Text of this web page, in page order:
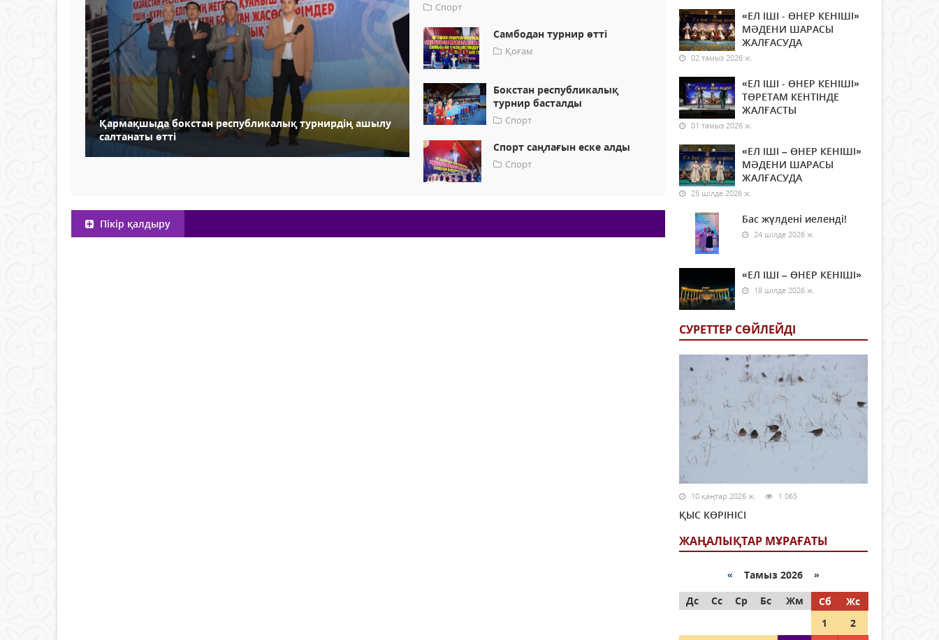
Қармақшыда бокстан республикалық турнирдің ашылу
салтанаты өтті
Спорт
Самбодан турнир өтті
Қоғам
Бокстан республикалық
турнир басталды
Спорт
Спорт саңлағын еске алды
Спорт
Пікір қалдыру
«ЕЛ ІШІ - ӨНЕР КЕНІШІ»
МӘДЕНИ ШАРАСЫ
ЖАЛҒАСУДА
02 тамыз 2026 ж.
«ЕЛ ІШІ - ӨНЕР КЕНІШІ»
ТӨРЕТАМ КЕНТІНДЕ
ЖАЛҒАСТЫ
01 тамыз 2026 ж.
«ЕЛ ІШІ – ӨНЕР КЕНІШІ»
МӘДЕНИ ШАРАСЫ
ЖАЛҒАСУДА
25 шілде 2026 ж.
Бас жүлдені иеленді!
24 шілде 2026 ж.
«ЕЛ ІШІ – ӨНЕР КЕНІШІ»
18 шілде 2026 ж.
СУРЕТТЕР СӨЙЛЕЙДI
10 қаңтар 2026 ж. 1 065
ҚЫС КӨРІНІСІ
ЖАҢАЛЫҚТАР МҰРАҒАТЫ
« Тамыз 2026 »
Дс
Сс Ср Бс Жм Сб
Жс
1
2